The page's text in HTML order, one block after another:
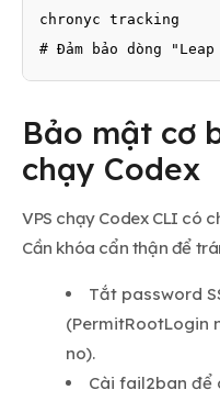
chronyc tracking
# Đảm bảo dòng
Bảo mật cơ
chạy Codex
VPS chạy Codex CLI có
Cần khóa cẩn thận để
Tắt password
(PermitRootLogin
no).
Cài fail2ban để